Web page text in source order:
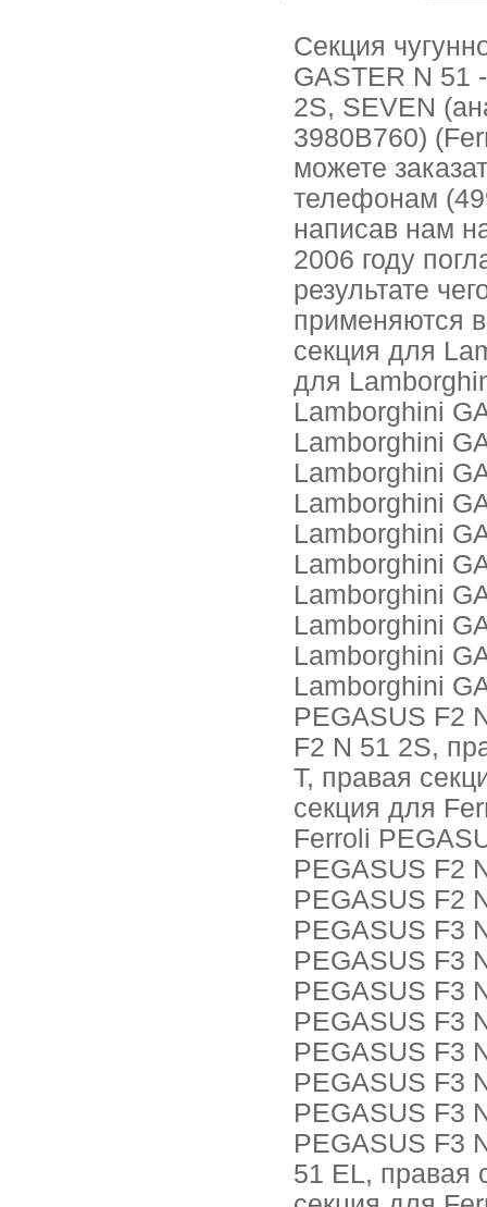
Секция
GASTER N 51
2S, SEVEN
3980B760)
можете
телефонам
написав нам
2006 году
результате
применяются
секция для
для
Lamborghini
Lamborghini
Lamborghini
Lamborghini
Lamborghini
Lamborghini
Lamborghini
Lamborghini
Lamborghini
Lamborghini
PEGASUS F2
F2 N 51 2S,
T, правая
секция для
Ferroli
PEGASUS F2
PEGASUS F2
PEGASUS F3
PEGASUS F3
PEGASUS F3
PEGASUS F3
PEGASUS F3
PEGASUS F3
PEGASUS F3
PEGASUS F3
51 EL, правая